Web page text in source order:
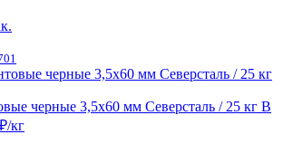
черные 3,5х60 мм Северсталь / 25 кг В
/кг